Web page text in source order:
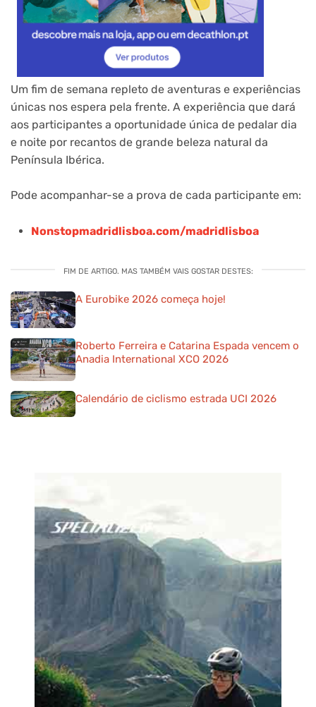
Um fim de semana repleto de aventuras e experiências
únicas nos espera pela frente. A experiência que dará
aos participantes a oportunidade única de pedalar dia
e noite por recantos de grande beleza natural da
Península Ibérica.
Pode acompanhar-se a prova de cada participante em:
Nonstopmadridlisboa.com/madridlisboa
FIM DE ARTIGO. MAS TAMBÉM VAIS GOSTAR DESTES:
A Eurobike 2026 começa hoje!
Roberto Ferreira e Catarina Espada vencem o
Anadia International XCO 2026
Calendário de ciclismo estrada UCI 2026